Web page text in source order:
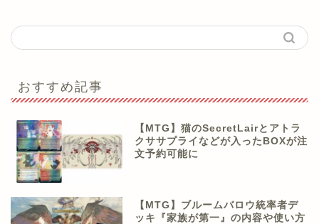
おすすめ記事
【MTG】猫のSecretLairとアトラ
クササプライなどが入ったBOXが注
文予約可能に
【MTG】ブルームバロウ統率者デ
ッキ『家族が第一』の内容や使い方